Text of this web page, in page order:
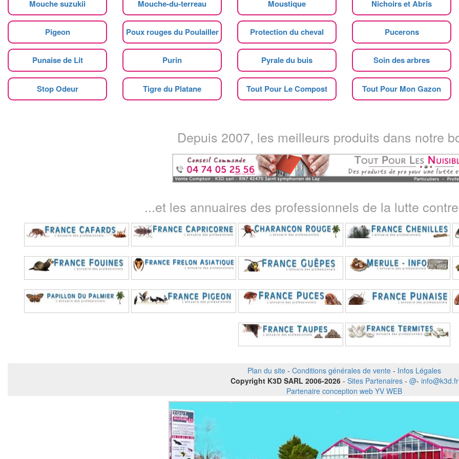
Mouche suzukii Mouche-du-terreau Moustique Nichoirs et Abris
Pigeon Poux rouges du Poulailler Protection du cheval Pucerons
Punaise de Lit Purin Pyrale du buis Soin des arbres
Stop Odeur Tigre du Platane Tout Pour Le Compost Tout Pour Mon Gazon
Depuis 2007, les meilleurs produits dans notre
...et les annuaires des professionnels de la lutte
Plan du site - Conditions générales de vente - Infos Légales
Copyright K3D SARL 2006-2026 - Sites Partenaires- @- info@k3d.fr
Partenaire conception web YV WEB